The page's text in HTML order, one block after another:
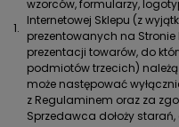
1.
wzorców, formularzy,
Internetowej Sklepu (z
prezentowanych na
prezentacji towarów, do
podmiotów trzecich)
może następować
z Regulaminem oraz za
Sprzedawca dołoży